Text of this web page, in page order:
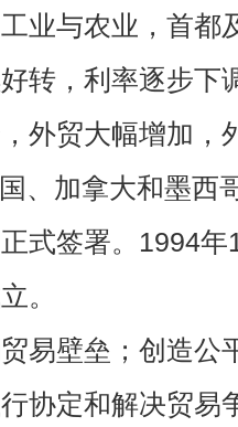
业与农业，首都
转，利率逐步下
外贸大幅增加，
、加拿大和墨西
式签署。1994
。
易壁垒；创造公
协定和解决贸易